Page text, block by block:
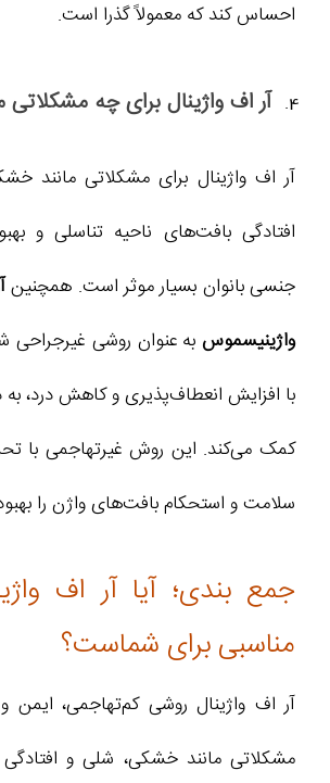
احساس کند که معمولاً گذرا است.
آر اف واژینال برای چه
آر اف واژینال برای مشکلاتی مانند
افتادگی بافت‌های ناحیه تناسلی و
جنسی بانوان بسیار موثر است. همچنین
واژینیسموس به عنوان روشی غیرجراحی
با افزایش انعطاف‌پذیری و کاهش درد،
کمک می‌کند. این روش غیرتهاجمی با
سلامت و استحکام بافت‌های واژن را
جمع‌ بندی؛ آیا آر اف
مناسبی برای شماست؟
آر اف واژینال روشی کم‌تهاجمی، ایمن و
مشکلاتی مانند خشکی، شلی و